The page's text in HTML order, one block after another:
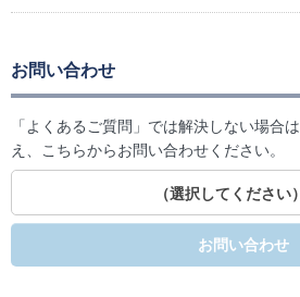
お問い合わせ
「よくあるご質問」では解決しない場合
え、こちらからお問い合わせください。
（選択してください）
お問い合わせ